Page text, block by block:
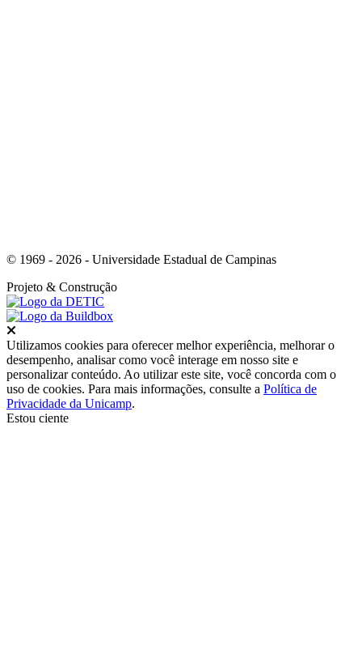
© 1969 - 2026 - Universidade Estadual de Campinas
Projeto & Construção
Utilizamos cookies para oferecer melhor experiência, melhorar o
desempenho, analisar como você interage em nosso site e
personalizar conteúdo. Ao utilizar este site, você concorda com o
uso de cookies. Para mais informações, consulte a Política de
Privacidade da Unicamp.
Estou ciente